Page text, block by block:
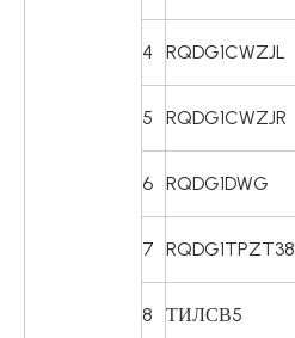
4 RQDG1CWZJL
5 RQDG1CWZJR
6 RQDG1DWG
7 RQDG1TPZT38
8 ТИЛСВ5